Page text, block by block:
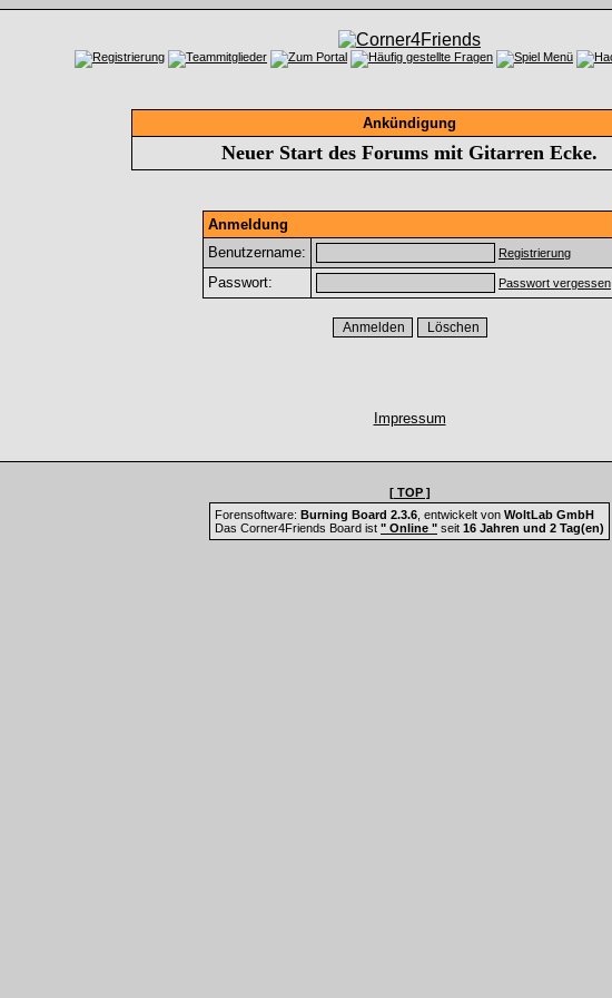
Ankündigung
Neuer Start des Forums mit Gitarren Ecke.
Anmeldung
Benutzername:
Registrierung
Passwort: Passwort vergessen
Impressum
[ TOP ]
Forensoftware: Burning Board 2.3.6 , entwickelt von WoltLab GmbH
Das Corner4Friends Board ist " Online " seit 16 Jahren und 2 Tag(en)